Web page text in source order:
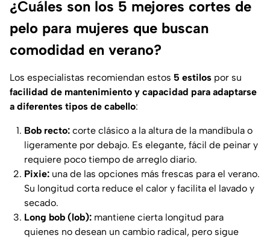
¿Cuáles son los 5 mejores cortes de
pelo para mujeres que buscan
comodidad en verano?
Los especialistas recomiendan estos 5 estilos por su
facilidad de mantenimiento y capacidad para adaptarse
a diferentes tipos de cabello:
Bob recto: corte clásico a la altura de la mandíbula o
ligeramente por debajo. Es elegante, fácil de peinar y
requiere poco tiempo de arreglo diario.
Pixie: una de las opciones más frescas para el verano.
Su longitud corta reduce el calor y facilita el lavado y
secado.
Long bob (lob): mantiene cierta longitud para
quienes no desean un cambio radical, pero sigue